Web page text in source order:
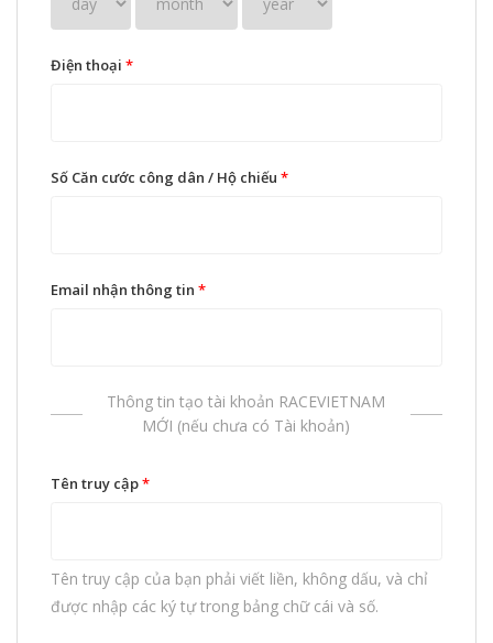
Điện thoại *
Số Căn cước công dân / Hộ chiếu *
Email nhận thông tin *
Thông tin tạo tài khoản RACEVIETNAM
MỚI (nếu chưa có Tài khoản)
Tên truy cập*
Tên truy cập của bạn phải viết liền, không dấu, và chỉ
được nhập các ký tự trong bảng chữ cái và số.